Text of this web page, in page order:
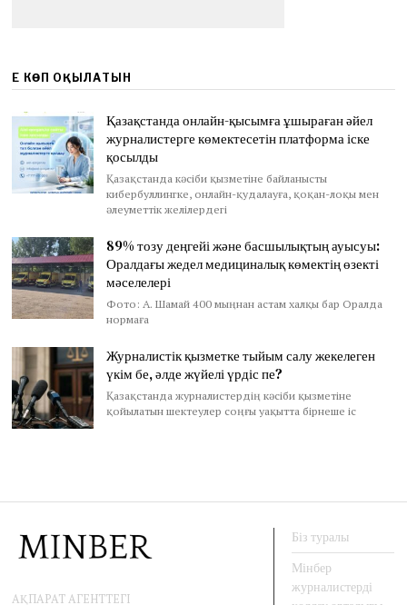
ЕҢ КӨП ОҚЫЛАТЫН
Қазақстанда онлайн-қысымға ұшыраған әйел
журналистерге көмектесетін платформа іске
қосылды
Қазақстанда кәсіби қызметіне байланысты
кибербуллингке, онлайн-қудалауға, қоқан-лоқы мен
әлеуметтік желілердегі
89% тозу деңгейі және басшылықтың ауысуы:
Оралдағы жедел медициналық көмектің өзекті
мәселелері
Фото: А. Шамай 400 мыңнан астам халқы бар Оралда
нормаға
Журналистік қызметке тыйым салу жекелеген
үкім бе, әлде жүйелі үрдіс пе?
Қазақстанда журналистердің кәсіби қызметіне
қойылатын шектеулер соңғы уақытта бірнеше іс
АҚПАРАТ АГЕНТТЕГІ
Біз туралы
Мінбер
журналистерді